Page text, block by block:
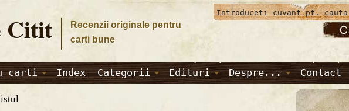
Citit
Recenzii originale pentru
carti bune
carti Index Categorii Edituri Despre... Contact